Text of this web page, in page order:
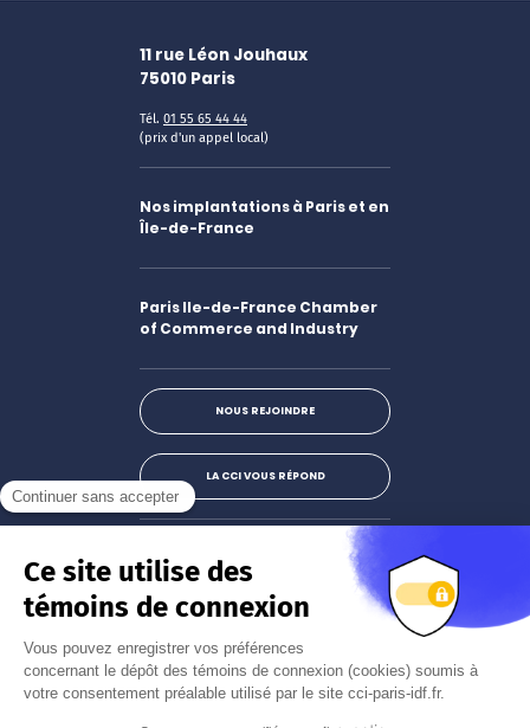
11 rue Léon Jouhaux
75010 Paris
Tél. 01 55 65 44 44
(prix d'un appel local)
Nos implantations à Paris et en
Île-de-France
Paris Ile-de-France Chamber
of Commerce and Industry
NOUS REJOINDRE
LA CCI VOUS RÉPOND
Instagram
S'abonner à la newsletter